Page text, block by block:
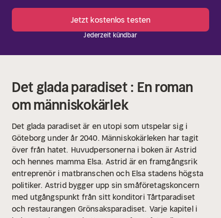
Jetzt kostenlos testen
Jederzeit kündbar
Det glada paradiset : En roman
om människokärlek
Det glada paradiset är en utopi som utspelar sig i
Göteborg under år 2040. Människokärleken har tagit
över från hatet. Huvudpersonerna i boken är Astrid
och hennes mamma Elsa. Astrid är en framgångsrik
entreprenör i matbranschen och Elsa stadens högsta
politiker. Astrid bygger upp sin småföretagskoncern
med utgångspunkt från sitt konditori Tårtparadiset
och restaurangen Grönsaksparadiset. Varje kapitel i